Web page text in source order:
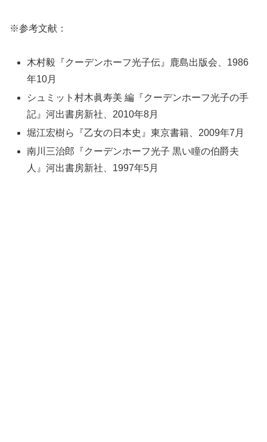
※参考文献：
木村毅『クーデンホーフ光子伝』鹿島出版会、1986
年10月
シュミット村木眞寿美 編『クーデンホーフ光子の手
記』河出書房新社、2010年8月
堀江宏樹ら『乙女の日本史』東京書籍、2009年7月
南川三治郎『クーデンホーフ光子 黒い瞳の伯爵夫
人』河出書房新社、1997年5月